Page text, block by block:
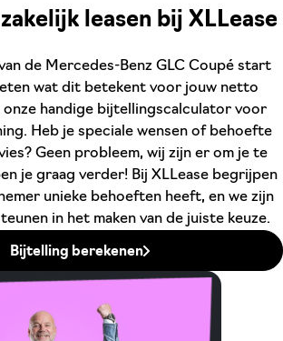
leasen bij XLLease
de Mercedes-Benz GLC Coupé start
wat dit betekent voor jouw netto
onze handige bijtellingscalculator voor
Heb je speciale wensen of behoefte
Geen probleem, wij zijn er om je te
je graag verder! Bij XLLease begrijpen
unieke behoeften heeft, en we zijn
in het maken van de juiste keuze.
Bijtelling berekenen